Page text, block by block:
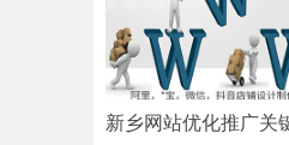
新乡网站优化推广关